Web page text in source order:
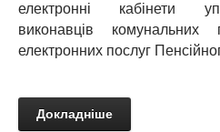
електронні кабінети
виконавців комунальних
електронних послуг
Докладніше